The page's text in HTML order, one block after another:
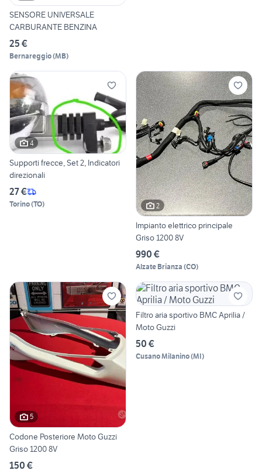
SENSORE UNIVERSALE
CARBURANTE BENZINA
25 €
Bernareggio(MB)
4
Supporti frecce, Set 2, Indicatori
direzionali
27 €
Torino(TO) 2
Impianto elettrico principale
Griso 1200 8V
990 €
Alzate Brianza (CO)
5
Codone Posteriore Moto Guzzi
Griso 1200 8V
150 €
Filtro aria sportivo BMC Aprilia /
Moto Guzzi
50 €
Cusano Milanino(MI)